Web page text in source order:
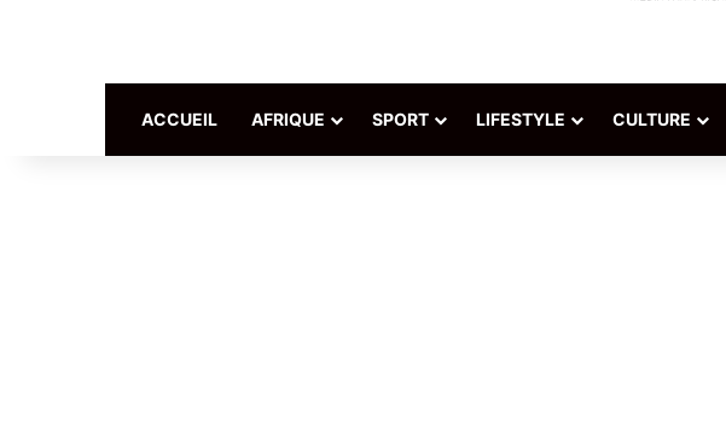
ACCUEIL AFRIQUE SPORT LIFESTYLE CULTURE